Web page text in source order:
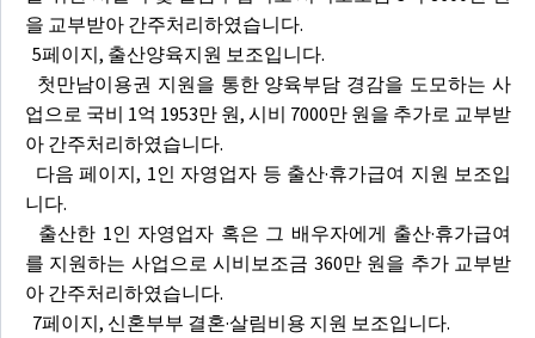
을 교부받아 간주처리하였습니다.
5페이지, 출산양육지원 보조입니다.
첫만남이용권 지원을 통한 양육부담 경감을 도모하는 사
업으로 국비 1억 1953만 원, 시비 7000만 원을 추가로 교부받
아 간주처리하였습니다.
다음 페이지, 1인 자영업자 등 출산·휴가급여 지원 보조입
니다.
출산한 1인 자영업자 혹은 그 배우자에게 출산·휴가급여
를 지원하는 사업으로 시비보조금 360만 원을 추가 교부받
아 간주처리하였습니다.
7페이지, 신혼부부 결혼·살림비용 지원 보조입니다.